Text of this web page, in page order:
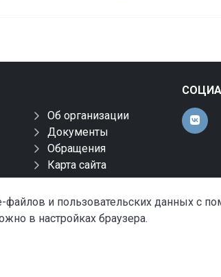
Об организации
Документы
Обращения
Карта сайта
файлов и пользовательских данных с
в настройках браузера.